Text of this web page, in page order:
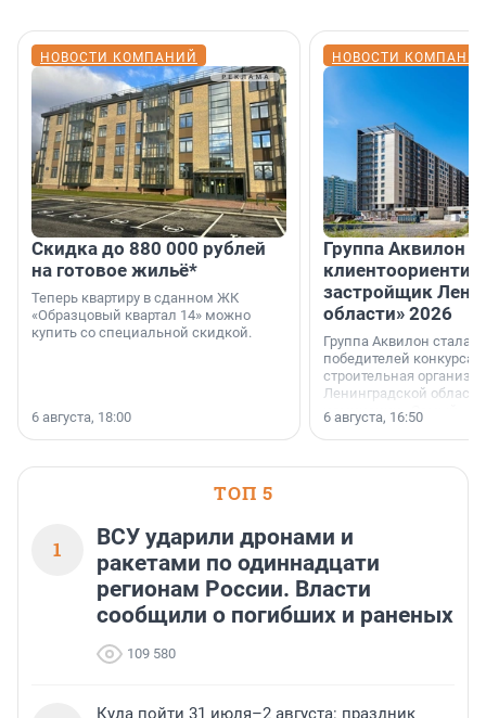
НОВОСТИ КОМПАНИЙ
Скидка до 880 000 рублей
на готовое жильё*
Теперь квартиру в сданном ЖК
«Образцовый квартал 14» можно
купить со специальной скидкой.
6 августа, 18:00
НОВОСТИ
Группа Аквилон
застройщик
области» 2026
Группа Аквилон стала
победителей конкурса
строительная
Ленинградской области
номинации «Самый
застройщик
области».
6 августа, 16:50
ТОП 5
1
ВСУ ударили дронами и
ракетами по одиннадцати
регионам России. Власти
сообщили о погибших и раненых
109 580
Куда пойти 31 июля–2 августа: праздник